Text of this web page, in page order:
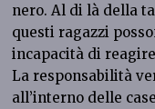
nero. Al di là della
questi ragazzi
incapacità di
La responsabilità
all’interno delle